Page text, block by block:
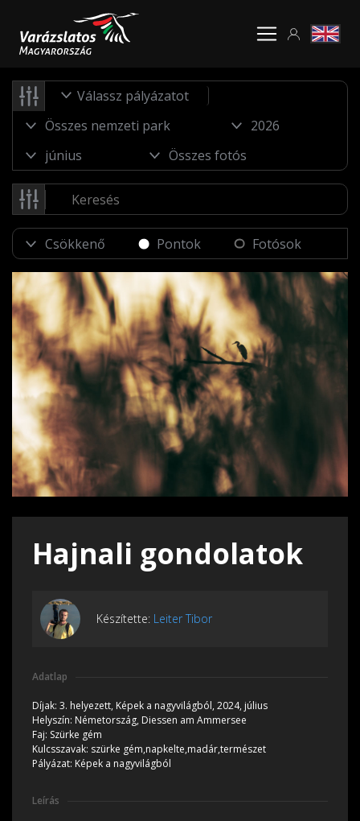
Válassz pályázatot
Pontok Fotósok
Hajnali gondolatok
Készítette: Leiter Tibor
Adatlap
Díjak: 3. helyezett, Képek a nagyvilágból, 2024, július
Helyszín: Németország, Diessen am Ammersee
Faj: Szürke gém
Kulcsszavak: szürke gém,napkelte,madár,természet
Pályázat: Képek a nagyvilágból
Leírás